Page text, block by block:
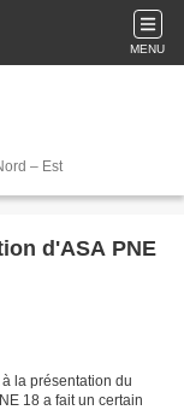
MENU
– Est
d'ASA PNE
la présentation du
18 a fait un certain